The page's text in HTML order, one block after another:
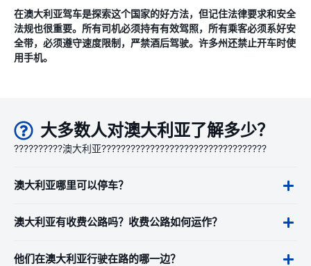
在澳大利亚驾车是探索这个国家的好方法，但记住法律要求和安全
法规也很重要。所有司机必须持有有效驾照，所有乘客必须系好安
全带，必须遵守速度限制，严禁酒后驾驶。许多州还禁止开车时使
用手机。
大多数人对澳大利亚了解多少？
??????????澳大利亚??????????????????????????????????
澳大利亚哪里可以停车？
澳大利亚有收费公路吗？收费公路如何运作？
他们在澳大利亚行驶在路的哪一边？